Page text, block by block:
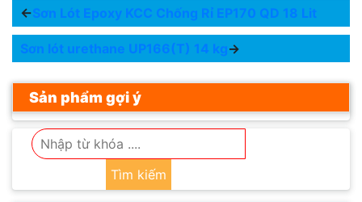
←Sơn Lót Epoxy KCC Chống Rỉ EP170 QD 18 Lit
Sơn lót urethane UP166(T) 14 kg→
Sản phẩm gợi ý
Tìm kiếm